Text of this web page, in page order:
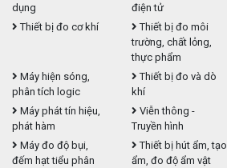
dụng
điện tử
Thiết bị đo cơ khí
Thiết bị đo môi
trường, chất lỏng,
thực phẩm
Máy hiện sóng,
phân tích logic
Thiết bị đo và dò
khí
Máy phát tín hiệu,
phát hàm
Viễn thông -
Truyền hình
Máy đo độ bụi,
đếm hạt tiểu phân
Thiết bị hút ẩm, tạo
ẩm, đo độ ẩm vật